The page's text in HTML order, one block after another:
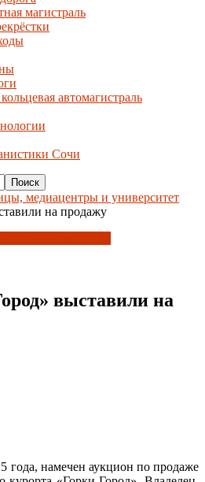
магистраль
автомагистраль
Сочи
медиацентры и университет
на продажу
выставили на
года, намечен аукцион по продаже